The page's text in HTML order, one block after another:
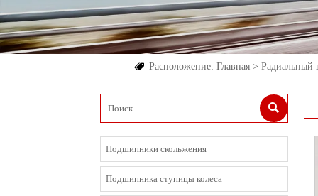
 Расположение:Главная >

Подшипники скольжения
Подшипника ступицы колеса